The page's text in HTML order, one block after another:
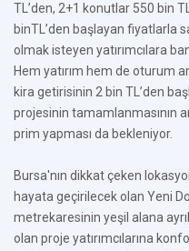
TL’den, 2+1 konutlar 550 bin
binTL’den başlayan fiyatlarla
olmak isteyen yatırımcılara
Hem yatırım hem de oturum
kira getirisinin 2 bin TL’den
projesinin tamamlanmasının
prim yapması da bekleniyor.
Bursa'nın dikkat çeken
hayata geçirilecek olan Yeni
metrekaresinin yeşil alana
olan proje yatırımcılarına